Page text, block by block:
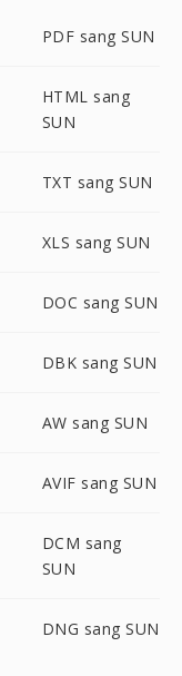
PDF sang SUN
HTML sang
SUN
TXT sang SUN
XLS sang SUN
DOC sang SUN
DBK sang SUN
AW sang SUN
AVIF sang SUN
DCM sang
SUN
DNG sang SUN